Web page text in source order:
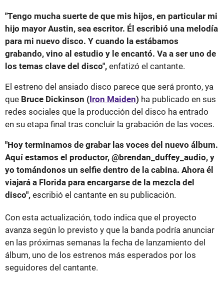
"Tengo mucha suerte de que mis hijos, en particular mi
hijo mayor Austin, sea escritor. Él escribió una melodía
para mi nuevo disco. Y cuando la estábamos
grabando, vino al estudio y le encantó. Va a ser uno de
los temas clave del disco", enfatizó el cantante.
El estreno del ansiado disco parece que será pronto, ya
que Bruce Dickinson (Iron Maiden) ha publicado en sus
redes sociales que la producción del disco ha entrado
en su etapa final tras concluir la grabación de las voces.
"Hoy terminamos de grabar las voces del nuevo álbum.
Aquí estamos el productor, @brendan_duffey_audio, y
yo tomándonos un selfie dentro de la cabina. Ahora él
viajará a Florida para encargarse de la mezcla del
disco", escribió el cantante en su publicación.
Con esta actualización, todo indica que el proyecto
avanza según lo previsto y que la banda podría anunciar
en las próximas semanas la fecha de lanzamiento del
álbum, uno de los estrenos más esperados por los
seguidores del cantante.